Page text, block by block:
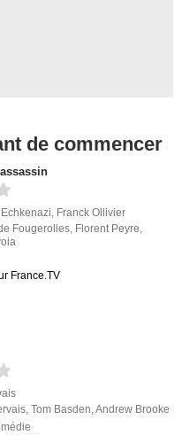
de commencer
, Franck Ollivier
Fougerolles, Florent Peyre,
France.TV
,Tom Basden ,Andrew Brooke